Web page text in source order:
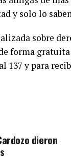
y solo lo
sobre
forma
137 y para
dieron